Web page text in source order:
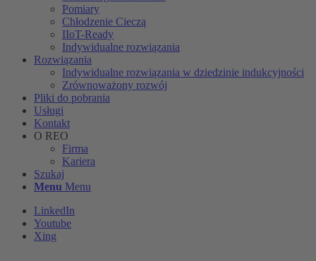
Pomiary
Chłodzenie Cieczą
IIoT-Ready
Indywidualne rozwiązania
Rozwiązania
Indywidualne rozwiązania w dziedzinie indukcyjności
Zrównoważony rozwój
Pliki do pobrania
Usługi
Kontakt
O REO
Firma
Kariera
Szukaj
Menu Menu
LinkedIn
Youtube
Xing